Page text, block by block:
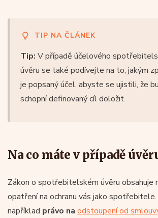
TIP NA ČLÁNEK
Tip: V případě účelového
úvěru se také podívejte na to, jakým
je popsaný účel, abyste se ujistili, že
schopní definovaný cíl doložit.
Na co máte v případě
Zákon o spotřebitelském úvěru obsahuje
opatření na ochranu vás jako
například právo na odstoupení od